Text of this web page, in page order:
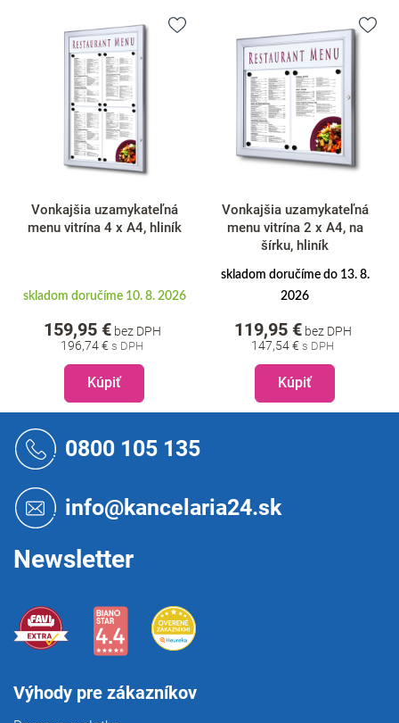
Vonkajšia uzamykateľná
menu vitrína 4 x A4, hliník
skladom doručíme 10. 8. 2026
196,74 €
159,95 €bez DPH
Kúpiť
Vonkajšia uzamykateľná
menu vitrína 2 x A4, na
šírku, hliník
skladom doručíme do 13. 8.
2026
147,54 €
119,95 €bez DPH
Kúpiť
0800 105 135
info@kancelaria24.sk
Newsletter
Výhody pre zákazníkov